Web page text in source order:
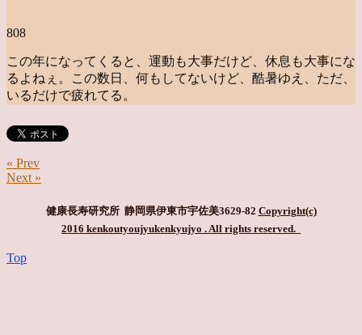
808
この年になってくると、運動も大事だけど、休息も大事にな
るよねぇ。この数日、何もしてないけど、酷暑ゆえ、ただ、
いるだけで疲れてる。
« Prev
Next »
健康長寿研究所 静岡県伊東市宇佐美3629-82 Copyright(c)
2016 kenkoutyoujyukenkyujyo . All rights reserved.
Top